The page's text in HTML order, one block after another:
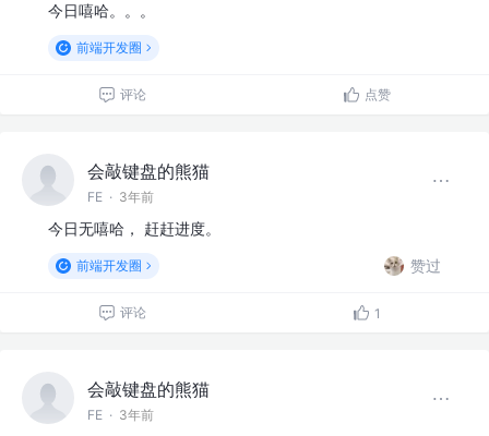
今日嘻哈。。。
前端开发圈
评论 点赞
会敲键盘的熊猫
FE · 3年前
今日无嘻哈， 赶赶进度。
前端开发圈 赞过
评论 1
会敲键盘的熊猫
FE · 3年前